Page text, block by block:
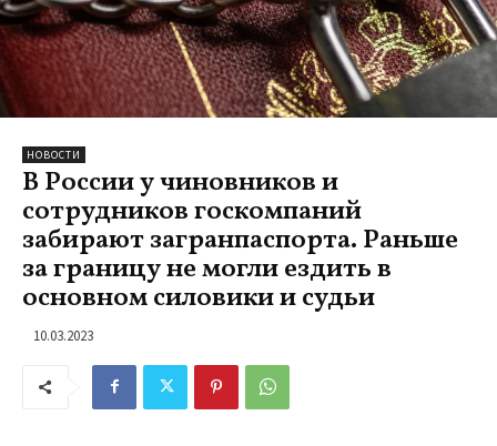
НОВОСТИ
В России у чиновников и
сотрудников госкомпаний
забирают загранпаспорта. Раньше
за границу не могли ездить в
основном силовики и судьи
10.03.2023